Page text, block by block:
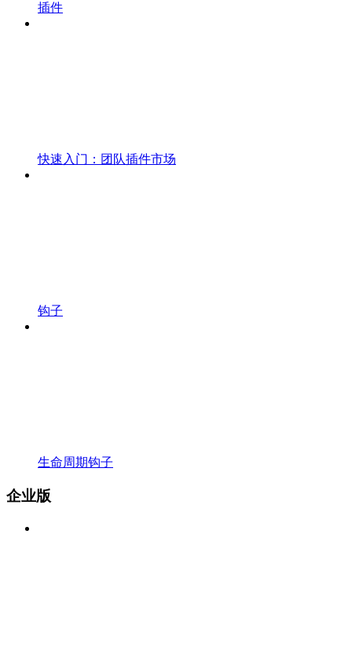
插件
快速入门：团队插件市场
钩子
生命周期钩子
企业版